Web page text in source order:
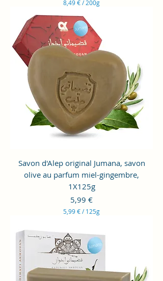
8,49 €/200g
,
4
9
€
r
0
0
G
r
m
Savon d'Alep original Jumana, savon
olive au parfum miel-gingembre,
1X125g
Prix
5,99 €
5,99 €/125g
9
€
p
a